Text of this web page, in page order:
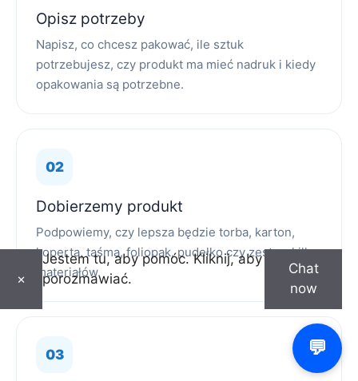
Opisz potrzeby
Napisz, co chcesz pakować, ile sztuk
potrzebujesz, czy produkt ma mieć nadruk i kiedy
opakowania są potrzebne.
Dobierzemy produkt
Podpowiemy, czy lepsza będzie torba, karton,
koperta, taśma, foliopak, pudełko czy zestaw kilku
materiałów.
×
Jestem tu, aby pomóc. Kliknij, aby
porozmawiać.
Chat
now